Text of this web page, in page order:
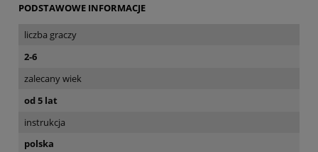
PODSTAWOWE INFORMACJE
liczba graczy
2-6
zalecany wiek
od 5 lat
instrukcja
polska